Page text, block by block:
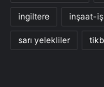
ingiltere inşaat-iş
sarı yelekliler tikb